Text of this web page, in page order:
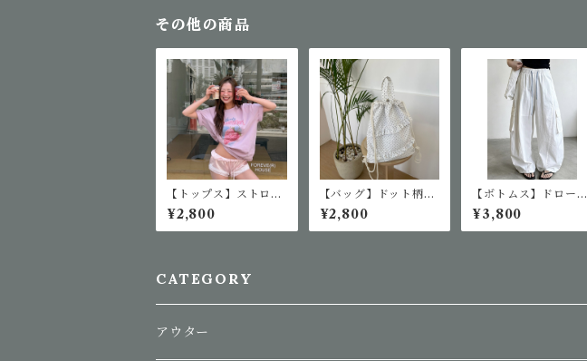
その他の商品
【トップス】ストロベ
リーロゴTシャツ
¥2,800
【バッグ】ドット柄デ
ザインリュック
¥2,800
【ボトムス】ドロース
トリングカーゴパンツ
¥3,800
CATEGORY
アウター